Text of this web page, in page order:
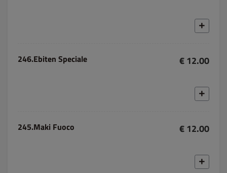
246.Ebiten Speciale € 12.00
245.Maki Fuoco € 12.00